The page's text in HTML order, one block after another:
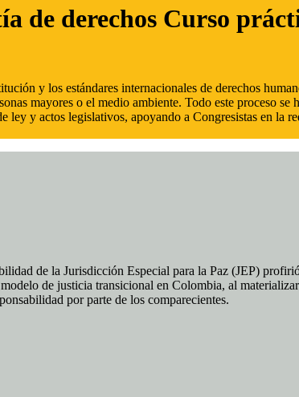
de derechos Curso
y los estándares internacionales de derechos
mayores o el medio ambiente. Todo este proceso se
ley y actos legislativos, apoyando a Congresistas en la
de la Jurisdicción Especial para la Paz (JEP)
de justicia transicional en Colombia, al
por parte de los comparecientes.